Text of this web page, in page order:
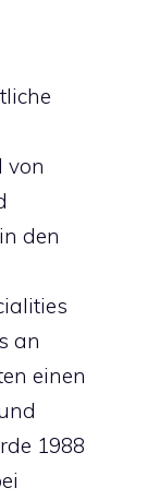
von
den
an
einen
1988